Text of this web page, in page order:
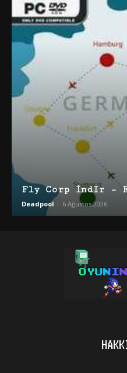
Fly Corp İndir –
Deadpool - 6 Ağustos 2026